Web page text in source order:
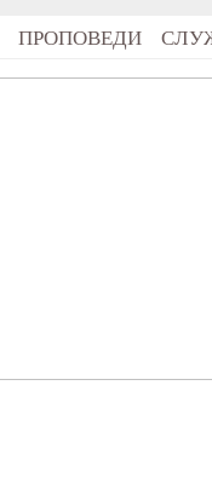
ПРОПОВЕДИ